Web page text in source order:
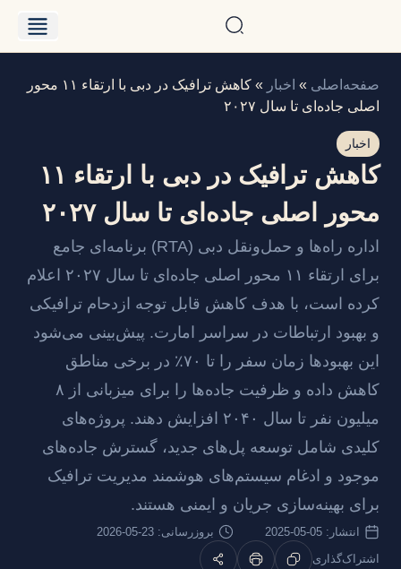
صفحه‌اصلی»اخبار»
کاهش ترافیک در دبی با ارتقاء ۱۱ محور
اصلی جاده‌ای تا سال ۲۰۲۷
اخبار
کاهش ترافیک در دبی با ارتقاء ۱۱
محور اصلی جاده‌ای تا سال ۲۰۲۷
اداره راه‌ها و حمل‌ونقل دبی (RTA) برنامه‌ای جامع
برای ارتقاء ۱۱ محور اصلی جاده‌ای تا سال ۲۰۲۷ اعلام
کرده است، با هدف کاهش قابل توجه ازدحام ترافیکی
و بهبود ارتباطات در سراسر امارت. پیش‌بینی می‌شود
این بهبودها زمان سفر را تا ۷۰٪ در برخی مناطق
کاهش داده و ظرفیت جاده‌ها را برای میزبانی از ۸
میلیون نفر تا سال ۲۰۴۰ افزایش دهند. پروژه‌های
کلیدی شامل توسعه پل‌های جدید، گسترش جاده‌های
موجود و ادغام سیستم‌های هوشمند مدیریت ترافیک
برای بهینه‌سازی جریان و ایمنی هستند.
انتشار: 05-05-2025
بروزرسانی: 23-05-2026
اشتراک‌گذاری